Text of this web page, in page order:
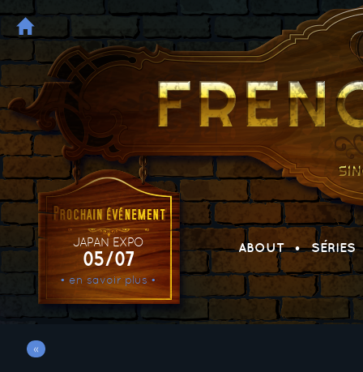
JAPAN EXPO
05/07
• en savoir plus •
ABOUT SÉRIES
«